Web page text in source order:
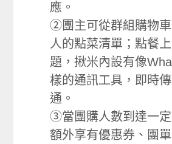
應。
②團主可從群組購物
人的點菜清單；點餐
題，揪米內設有像
樣的通訊工具，即時
通。
③當團購人數到達一
額外享有優惠券、團